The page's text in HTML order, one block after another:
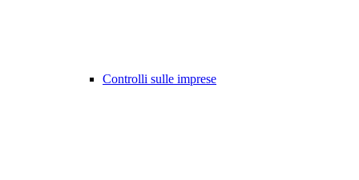
Controlli sulle imprese